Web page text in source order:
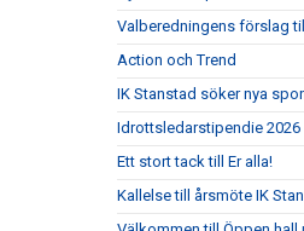
Valberedningens förslag
Action och Trend
IK Stanstad söker nya
Idrottsledarstipendie 2026
Ett stort tack till Er alla!
Kallelse till årsmöte IK